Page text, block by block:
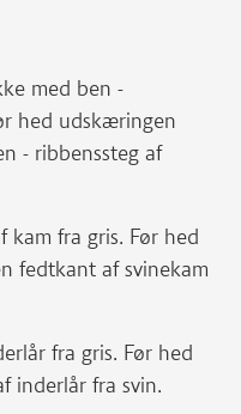
med ben -
hed udskæringen
- ribbenssteg af
fra gris. Før hed
fedtkant af svinekam
fra gris. Før hed
inderlår fra svin.